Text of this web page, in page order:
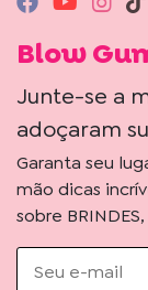
Blow
Junte-se a
adoçaram
Garanta seu
mão dicas
sobre